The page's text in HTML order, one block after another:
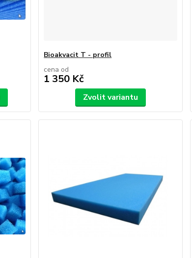
Bioakvacit T - profil
cena od
1 350 Kč
Zvolit variantu